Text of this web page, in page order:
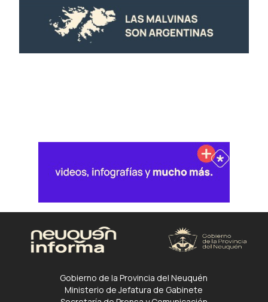
Gobierno de la Provincia del Neuquén
Ministerio de Jefatura de Gabinete